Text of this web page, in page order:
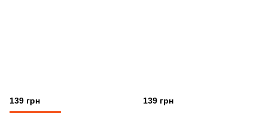
139 грн 139 грн